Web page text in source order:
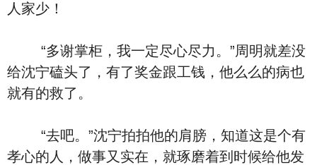
人家少！
“多谢掌柜，我一定尽心尽力。”周明就差没
给沈宁磕头了，有了奖金跟工钱，他么么的病也
就有的救了。
“去吧。”沈宁拍拍他的肩膀，知道这是个有
孝心的人，做事又实在，就琢磨着到时候给他发